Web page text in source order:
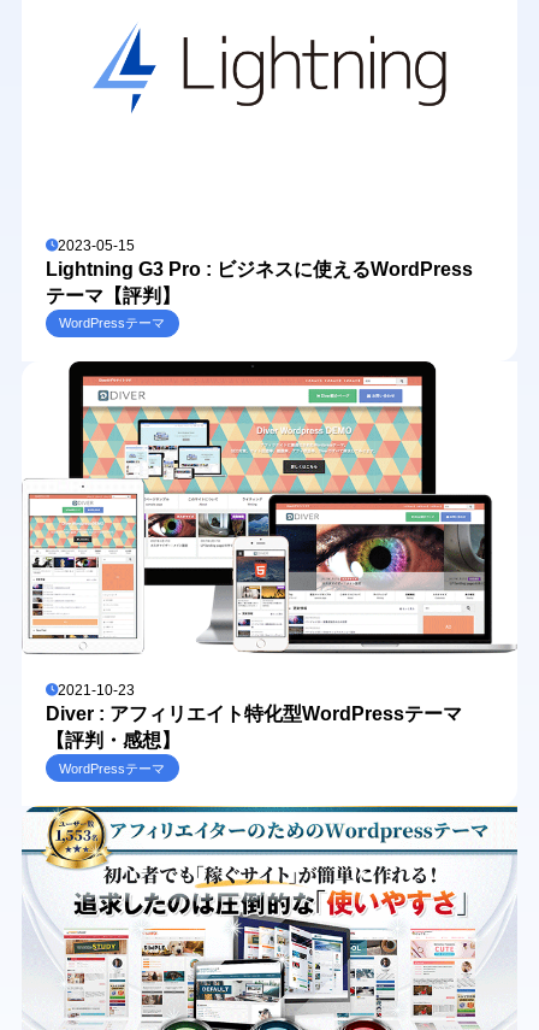
2023-05-15
Lightning G3 Pro : ビジネスに使えるWordPress
テーマ【評判】
WordPressテーマ
2021-10-23
Diver : アフィリエイト特化型WordPressテーマ
【評判・感想】
WordPressテーマ